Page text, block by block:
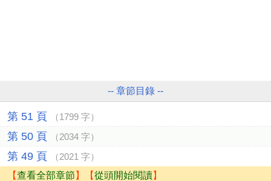
-- 章節目錄 --
第 51 頁 （1799 字）
第 50 頁 （2034 字）
第 49 頁 （2021 字）
【查看全部章節 】【從頭開始閱讀】